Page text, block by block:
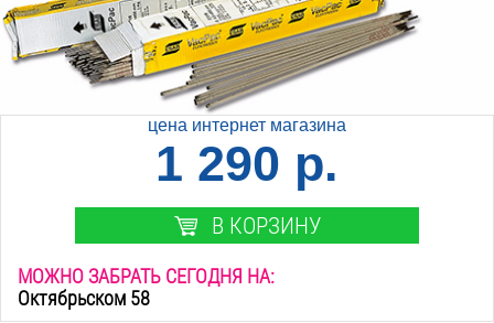
цена интернет магазина
1 290 р.
В КОРЗИНУ
МОЖНО ЗАБРАТЬ СЕГОДНЯ НА:
Октябрьском 58